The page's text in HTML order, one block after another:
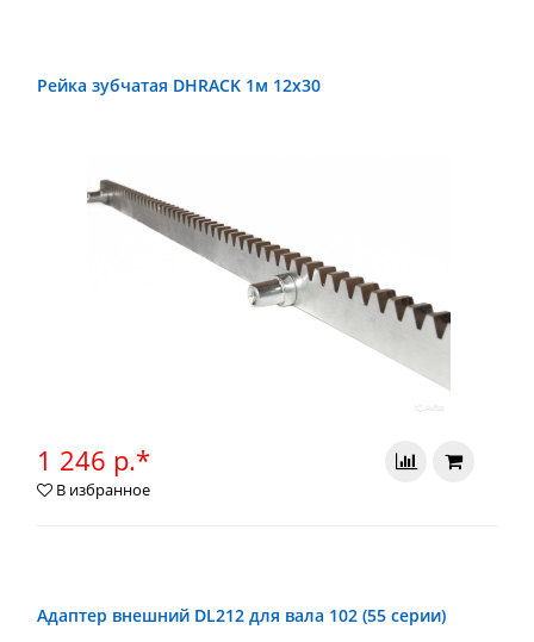
Рейка зубчатая DHRACK 1м 12х30
1 246 р.*
В избранное
Адаптер внешний DL212 для вала 102 (55 серии)